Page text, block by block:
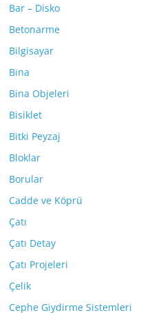
Bar – Disko
Betonarme
Bilgisayar
Bina
Bina Objeleri
Bisiklet
Bitki Peyzaj
Bloklar
Borular
Cadde ve Köprü
Çatı
Çatı Detay
Çatı Projeleri
Çelik
Cephe Giydirme Sistemleri